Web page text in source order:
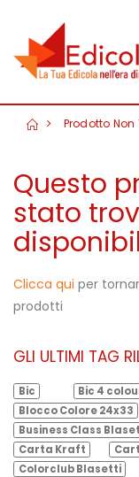
Prodotto Non
Questo
stato
Clicca qui per
prodotti
GLI ULTIMI TAG
Bic Bic 4
Blocco Colore 24x33
Business Class
Carta Kraft
Colorclub Blasetti